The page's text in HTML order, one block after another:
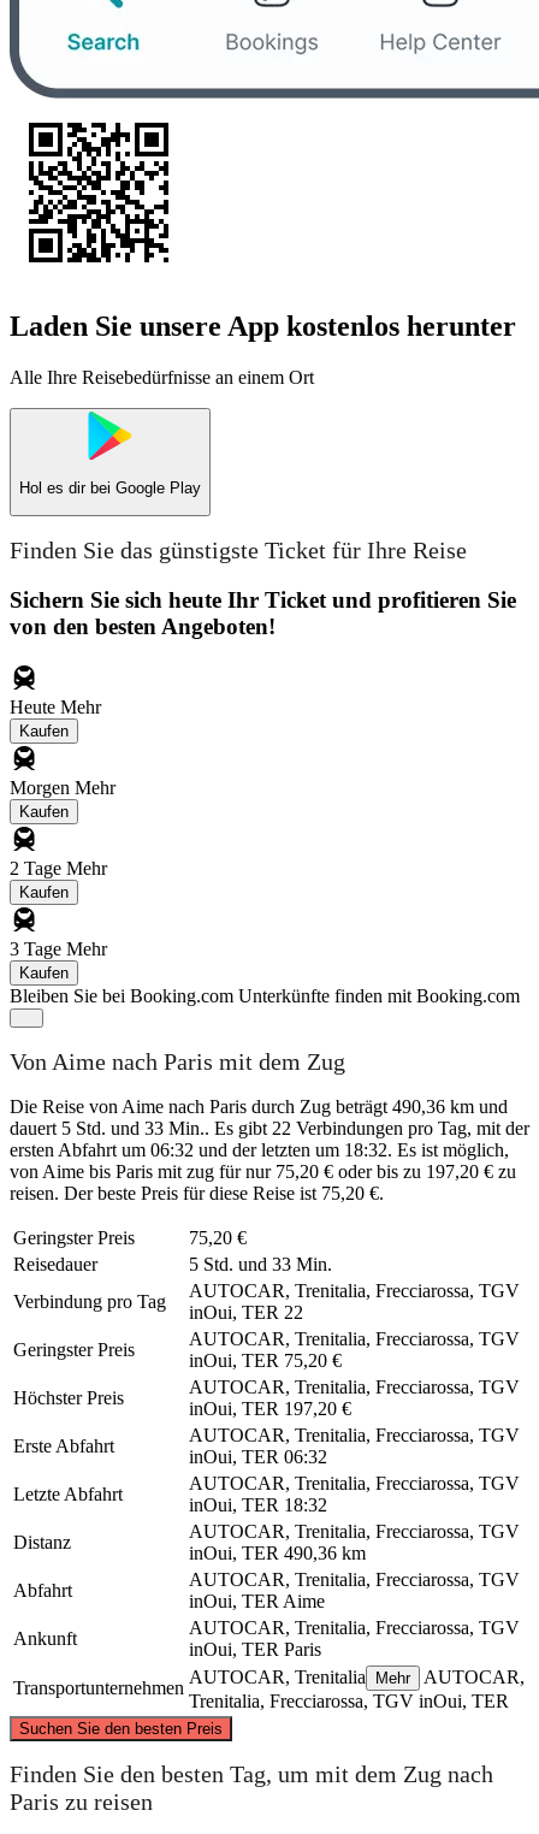
Laden Sie unsere App kostenlos herunter
Alle Ihre Reisebedürfnisse an einem Ort
Hol es dir bei Google Play
Finden Sie das günstigste Ticket für Ihre Reise
Sichern Sie sich heute Ihr Ticket und profitieren Sie
von den besten Angeboten!
Heute Mehr
Kaufen
Morgen Mehr
Kaufen
2 Tage Mehr
Kaufen
3 Tage Mehr
Kaufen
Bleiben Sie bei Booking.com Unterkünfte finden mit Booking.com
Von Aime nach Paris mit dem Zug
Die Reise von Aime nach Paris durch Zug beträgt 490,36 km und
dauert 5 Std. und 33 Min.. Es gibt 22 Verbindungen pro Tag, mit der
ersten Abfahrt um 06:32 und der letzten um 18:32. Es ist möglich,
von Aime bis Paris mit zug für nur 75,20 € oder bis zu 197,20 € zu
reisen. Der beste Preis für diese Reise ist 75,20 €.
Geringster Preis
75,20 €
Reisedauer
5 Std. und 33 Min.
Verbindung pro Tag
AUTOCAR, Trenitalia, Frecciarossa, TGV
inOui, TER 22
Geringster Preis
AUTOCAR, Trenitalia, Frecciarossa, TGV
inOui, TER 75,20 €
Höchster Preis
AUTOCAR, Trenitalia, Frecciarossa, TGV
inOui, TER 197,20 €
Erste Abfahrt
AUTOCAR, Trenitalia, Frecciarossa, TGV
inOui, TER 06:32
Letzte Abfahrt
AUTOCAR, Trenitalia, Frecciarossa, TGV
inOui, TER 18:32
Distanz
AUTOCAR, Trenitalia, Frecciarossa, TGV
inOui, TER 490,36 km
Abfahrt
AUTOCAR, Trenitalia, Frecciarossa, TGV
inOui, TER Aime
Ankunft
AUTOCAR, Trenitalia, Frecciarossa, TGV
inOui, TER Paris
Transportunternehmen
AUTOCAR, Trenitalia Mehr
AUTOCAR,
Trenitalia, Frecciarossa, TGV inOui, TER
Suchen Sie den besten Preis
©CARTO, ©OpenStreetMapcontributors
Finden Sie den besten Tag, um mit dem Zug nach
Paris zu reisen